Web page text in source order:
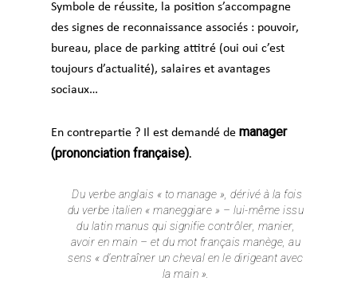
Symbole de réussite, la position s’accompagne
des signes de reconnaissance associés : pouvoir,
bureau, place de parking attitré (oui oui c’est
toujours d’actualité), salaires et avantages
sociaux…
En contrepartie ? Il est demandé de manager
(prononciation française).
Du verbe anglais « to manage », dérivé à la fois
du verbe italien « maneggiare » – lui-même issu
du latin manus qui signifie contrôler, manier,
avoir en main – et du mot français manège, au
sens « d’entraîner un cheval en le dirigeant avec
la main ».